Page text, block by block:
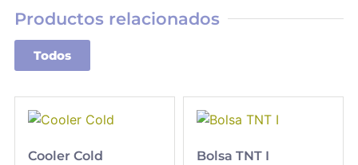
Productos relacionados
Todos
Cooler Cold Bolsa TNT I